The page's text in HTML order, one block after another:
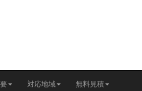
対応地域 無料見積